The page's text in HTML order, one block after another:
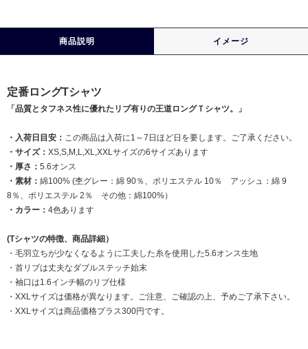
商品説明 イメージ
定番ロングTシャツ
「品質とタフネス性に優れたリブ有りの王道ロングＴシャツ。」
・入荷日目安： この商品は入荷に1～7日ほど日を要します。ご了承ください。
・サイズ： XS,S,M,L,XL,XXLサイズの6サイズあります
・厚さ： 5.6オンス
・素材： 綿100% (杢グレー：綿 90％、ポリエステル 10％ アッシュ：綿 9
8％、ポリエステル 2％ その他：綿100%）
・カラー： 4色あります
(Tシャツの特徴、商品詳細）
・毛羽立ちが少なくなるように工夫した糸を使用した5.6オンス生地
・首リブは丈夫なダブルステッチ始末
・袖口は1.6インチ幅のリブ仕様
・XXLサイズは価格が異なります。ご注意、ご確認の上、予めご了承下さい。
・XXLサイズは商品価格プラス300円です。